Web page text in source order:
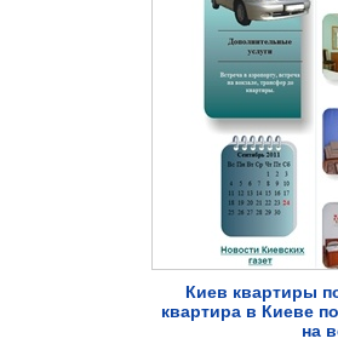
Киев квартиры
квартира в Киеве
на